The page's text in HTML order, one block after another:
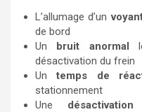
L’allumage d’un
de bord
Un bruit anormal
désactivation du frein
Untemps de
stationnement
Une